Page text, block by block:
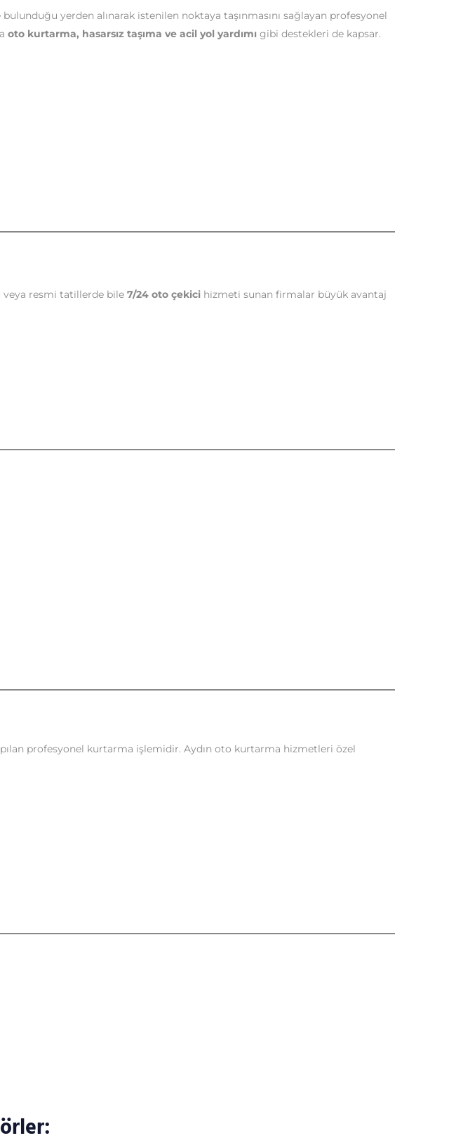
yerden alınarak istenilen noktaya taşınmasını sağlayan profesyonel
oto kurtarma, hasarsız taşıma ve acil yol yardımı gibi destekleri de kapsar.
veya resmi tatillerde bile 7/24 oto çekici hizmeti sunan firmalar büyük avantaj
profesyonel kurtarma işlemidir. Aydın oto kurtarma hizmetleri özel